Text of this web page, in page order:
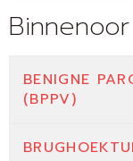
Binnenoor
BENIGNE
(BPPV)